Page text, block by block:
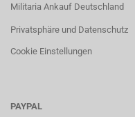
Militaria Ankauf Deutschland
Privatsphäre und Datenschutz
Cookie Einstellungen
PAYPAL